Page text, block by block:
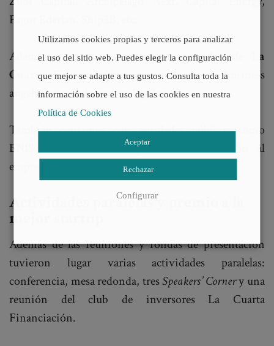
Fagor Ederlan, Ship2B, etc.
Además, participaron inversores privados de
La
Cuarta Financiacióny asociaciones de business
angels como Padeinvest y BigBan.
También contamos con entidades públicas como
ENISA (referente en España de financiación al
emprendimiento innovador), CDTI o SEPIDES.
Actividades paralelas y premio a la
mejor startup
Además de las reuniones y rondas de presentación
tuvieron lugar varias actividades paralelas:
conferencia, mesa redonda, tresSpeakers’ Cornery una
reunión del club de inversores La Cuarta
Financiación.
Utilizamos cookies propias y terceros para analizar
el uso del sitio web. Puedes elegir la configuración
que mejor se adapte a tus gustos. Consulta toda la
información sobre el uso de las cookies en nuestra
Política de Cookies
Aceptar
Rechazar
Configurar